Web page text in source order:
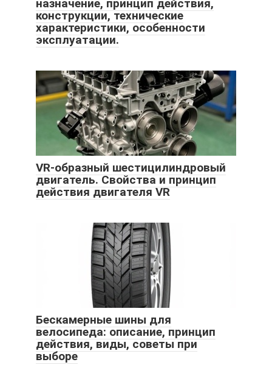
назначение, принцип действия,
конструкции, технические
характеристики, особенности
эксплуатации.
VR-образный шестицилиндровый
двигатель. Свойства и принцип
действия двигателя VR
Бескамерные шины для
велосипеда: описание, принцип
действия, виды, советы при
выборе